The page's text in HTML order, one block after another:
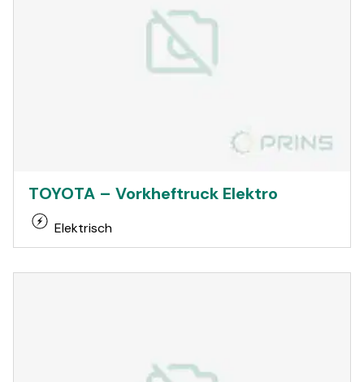
TOYOTA – Vorkheftruck Elektro
Elektrisch